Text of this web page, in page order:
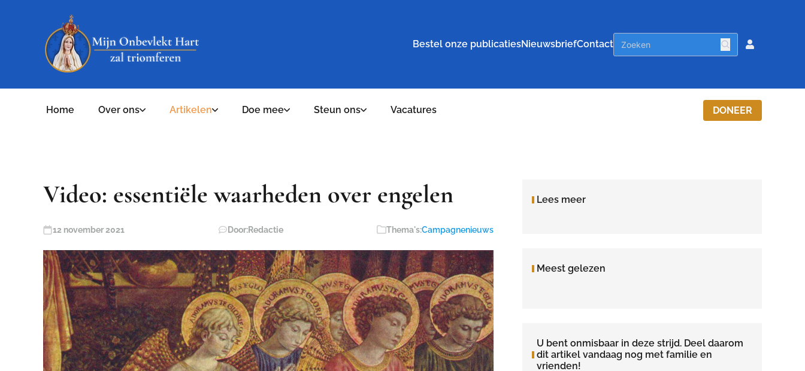
Bestel onze publicatiesNieuwsbriefContact
Home Over ons Artikelen Doe mee Steun ons Vacatures DONEER
Video: essentiële waarheden over engelen
12 november 2021 Door:Redactie Thema's:Campagnenieuws
Lees meer
Meest gelezen
U bent onmisbaar in deze strijd. Deel daarom
dit artikel vandaag nog met familie en
vrienden!